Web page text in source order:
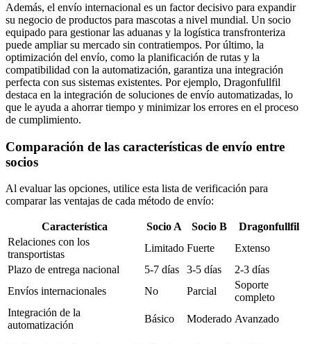
Además, el envío internacional es un factor decisivo para expandir
su negocio de productos para mascotas a nivel mundial. Un socio
equipado para gestionar las aduanas y la logística transfronteriza
puede ampliar su mercado sin contratiempos. Por último, la
optimización del envío, como la planificación de rutas y la
compatibilidad con la automatización, garantiza una integración
perfecta con sus sistemas existentes. Por ejemplo, Dragonfullfil
destaca en la integración de soluciones de envío automatizadas, lo
que le ayuda a ahorrar tiempo y minimizar los errores en el proceso
de cumplimiento.
Comparación de las características de envío entre
socios
Al evaluar las opciones, utilice esta lista de verificación para
comparar las ventajas de cada método de envío:
Característica Socio A Socio B
Dragonfullfil
Relaciones con los
transportistas
Limitado Fuerte
Extenso
Plazo de entrega nacional
5-7 días 3-5 días
2-3 días
Envíos internacionales
No Parcial
Soporte
completo
Integración de la
automatización
Básico Moderado Avanzado